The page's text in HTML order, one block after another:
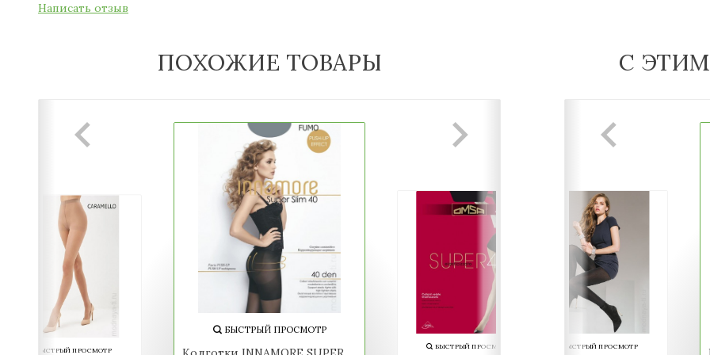
Написать отзыв
ПОХОЖИЕ ТОВАРЫ
БЫСТРЫЙ ПРОСМОТР
БЫСТРЫЙ ПРОСМОТР
БЫСТРЫЙ ПРОСМОТР БЫСТРЫЙ ПРОСМОТР
С
БЫСТРЫЙ ПРОСМОТР